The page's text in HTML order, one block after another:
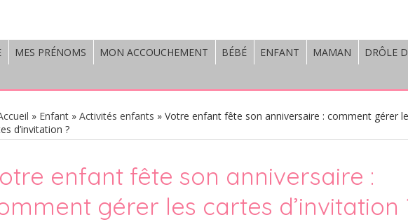
MES PRÉNOMS MON ACCOUCHEMENT BÉBÉ ENFANT MAMAN
DRÔLE
» Enfant » Activités enfants » Votre enfant fête son anniversaire : comment gérer
d’invitation ?
enfant fête son anniversaire :
gérer les cartes d’invitation